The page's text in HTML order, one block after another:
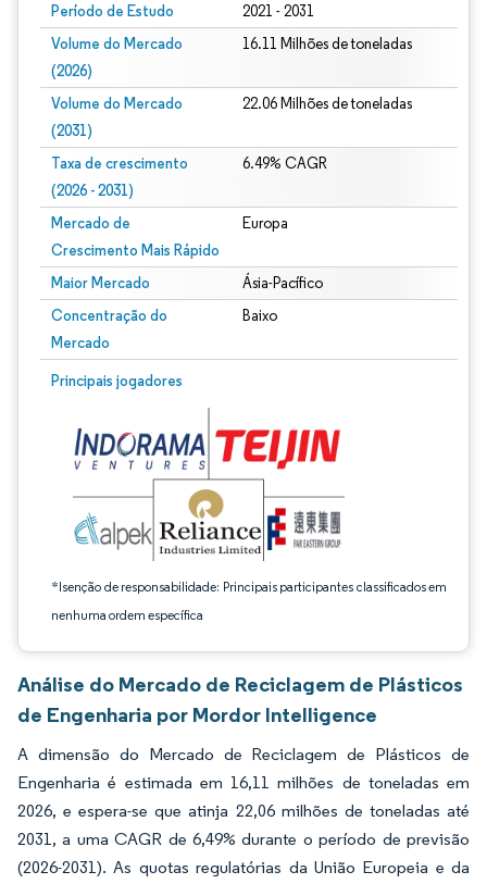
Período de Estudo 2021 - 2031
Volume do Mercado
(2026)
16.11 Milhões de toneladas
Volume do Mercado
(2031)
22.06 Milhões de toneladas
Taxa de crescimento
(2026 - 2031)
6.49% CAGR
Mercado de
Crescimento Mais Rápido
Europa
Maior Mercado Ásia-Pacífico
Concentração do
Mercado
Baixo
Principais jogadores
*Isenção de responsabilidade: Principais participantes classificados em
nenhuma ordem específica
Imagem © Mordor Intelligence. O reuso requer atribuição conforme CC BY 4.0.
Análise do Mercado de Reciclagem de Plásticos
de Engenharia por Mordor Intelligence
A dimensão do Mercado de Reciclagem de Plásticos de
Engenharia é estimada em 16,11 milhões de toneladas em
2026, e espera-se que atinja 22,06 milhões de toneladas até
2031, a uma CAGR de 6,49% durante o período de previsão
(2026-2031). As quotas regulatórias da União Europeia e da